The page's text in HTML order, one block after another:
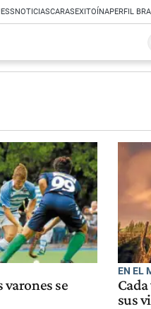
NOTICIASCARASEXITOÍNAPERFIL
varones se
EN EL
sus